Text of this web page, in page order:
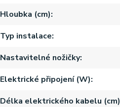
Hloubka (cm)
Typ instalace
Nastavitelné nožičky
Elektrické připojení (W)
Délka elektrického kabelu (cm)